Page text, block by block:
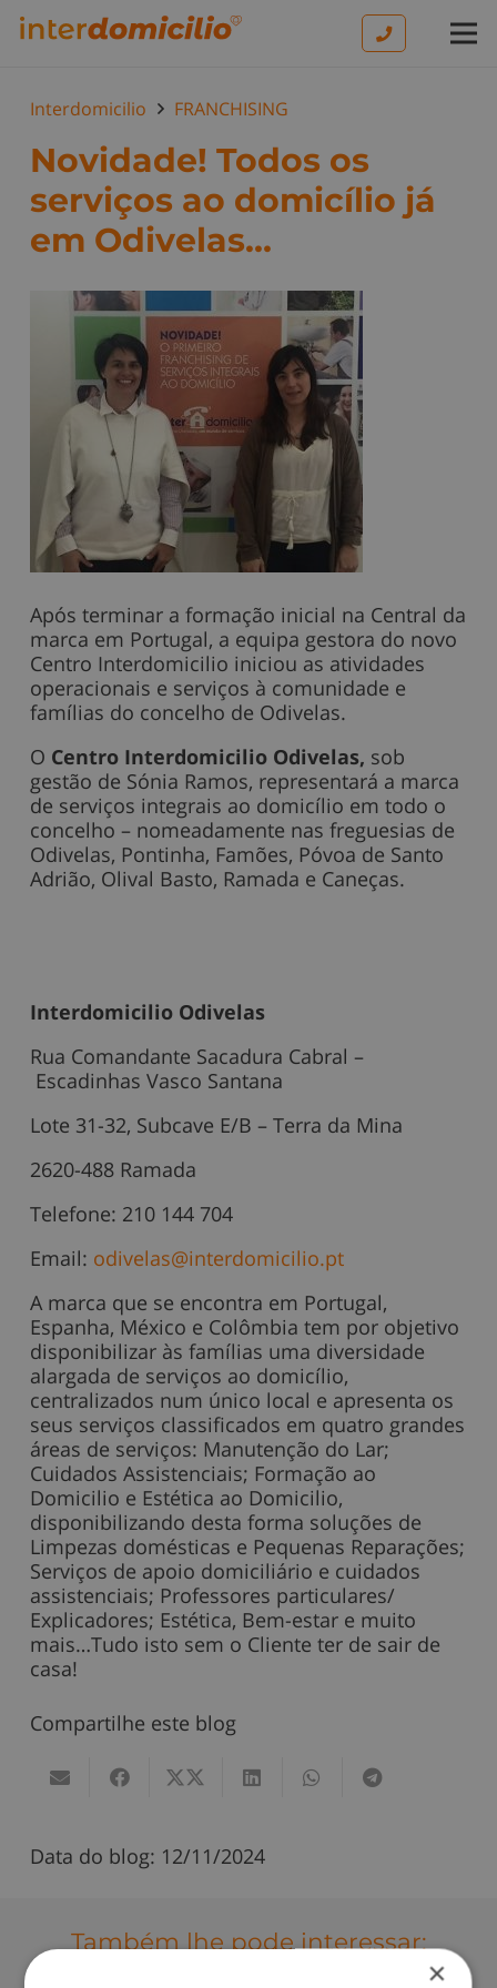
Interdomicilio FRANCHISING
Novidade! Todos os
serviços ao domicílio já
em Odivelas…
Após terminar a formação inicial na Central da
marca em Portugal, a equipa gestora do novo
Centro Interdomicilio iniciou as atividades
operacionais e serviços à comunidade e
famílias do concelho de Odivelas.
O Centro Interdomicilio Odivelas, sob
gestão de Sónia Ramos, representará a marca
de serviços integrais ao domicílio em todo o
concelho – nomeadamente nas freguesias de
Odivelas, Pontinha, Famões, Póvoa de Santo
Adrião, Olival Basto, Ramada e Caneças.
Interdomicilio Odivelas
Rua Comandante Sacadura Cabral –
Escadinhas Vasco Santana
Lote 31-32, Subcave E/B – Terra da Mina
2620-488 Ramada
Telefone: 210 144 704
Email: odivelas@interdomicilio.pt
A marca que se encontra em Portugal,
Espanha, México e Colômbia tem por objetivo
disponibilizar às famílias uma diversidade
alargada de serviços ao domicílio,
centralizados num único local e apresenta os
seus serviços classificados em quatro grandes
áreas de serviços: Manutenção do Lar;
Cuidados Assistenciais; Formação ao
Domicilio e Estética ao Domicilio,
disponibilizando desta forma soluções de
Limpezas domésticas e Pequenas Reparações;
Serviços de apoio domiciliário e cuidados
assistenciais; Professores particulares/
Explicadores; Estética, Bem-estar e muito
mais…Tudo isto sem o Cliente ter de sair de
casa!
Compartilhe este blog
Data do blog: 12/11/2024
Também lhe pode interessar:
×